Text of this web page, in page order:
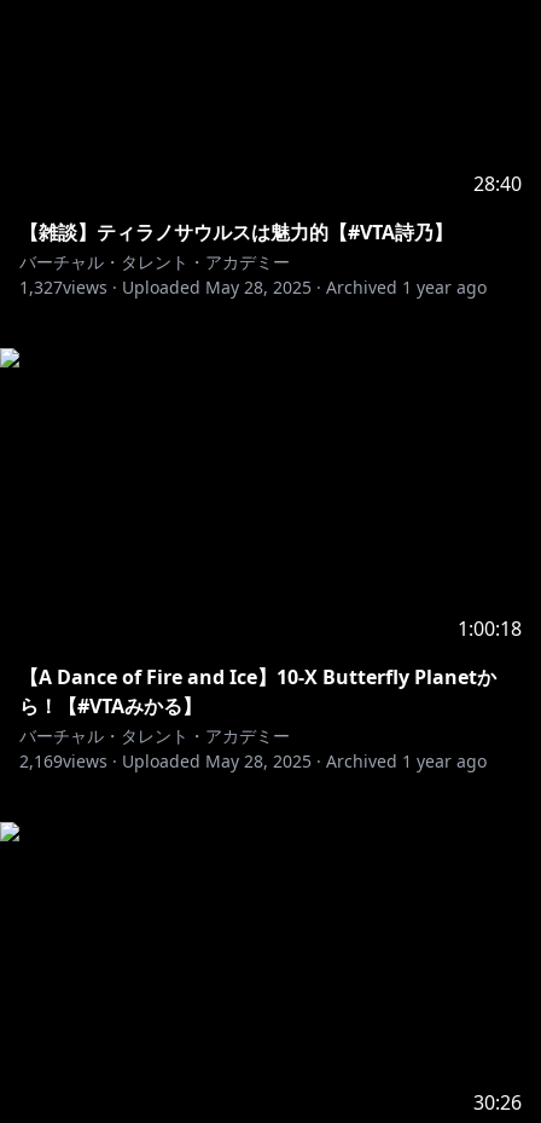
28:40
【雑談】ティラノサウルスは魅力的【#VTA詩乃】
バーチャル・タレント・アカデミー
1,327views · Uploaded May 28, 2025 · Archived 1 year ago
1:00:18
【A Dance of Fire and Ice】10-X Butterfly Planetか
ら！【#VTAみかる】
バーチャル・タレント・アカデミー
2,169views · Uploaded May 28, 2025 · Archived 1 year ago
30:26